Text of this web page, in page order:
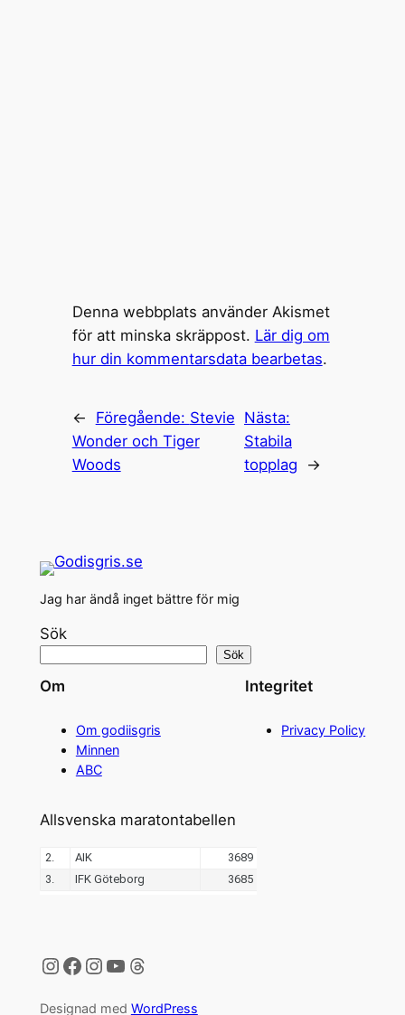
Denna webbplats använder Akismet
för att minska skräppost. Lär dig om
hur din kommentarsdata bearbetas.
← Föregående: Stevie
Wonder och Tiger
Woods
Nästa:
Stabila
topplag
→
Jag har ändå inget bättre för mig
Sök
Sök
Om
Om godiisgris
Minnen
ABC
Integritet
Privacy Policy
Allsvenska maratontabellen
Instagram
Facebook
Instagram
YouTube
Threads
Designad med WordPress